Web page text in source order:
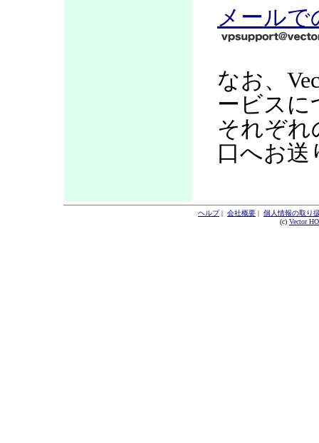
メール
なお、
ービスに
それぞれ
口へお送
ヘルプ| 会社概要 | 個人情報の取り
(c) Vector